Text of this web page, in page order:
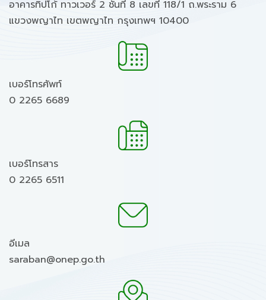
อาคารทิปโก้ ทาวเวอร์ 2 ชั้นที่ 8 เลขที่ 118/1 ถ.พระราม 6
แขวงพญาไท เขตพญาไท กรุงเทพฯ 10400
เบอร์โทรศัพท์
0 2265 6689
เบอร์โทรสาร
0 2265 6511
อีเมล
saraban@onep.go.th